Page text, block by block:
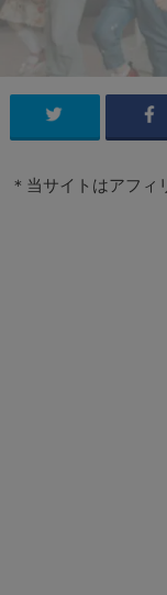
＊当サイトはアフィ